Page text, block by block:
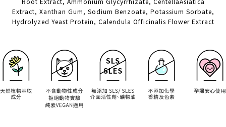
Extract, Xanthan Gum, Sodium Benzoate, Potassium Sorbate,
Hydrolyzed Yeast Protein, Calendula Officinalis Flower Extract